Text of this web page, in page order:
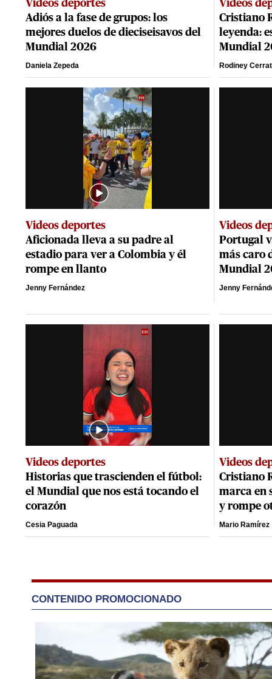
Videos deportes
Adiós a la fase de grupos: los
mejores duelos de dieciseisavos del
Mundial 2026
Daniela Zepeda
Videos
Cristiano
leyenda:
Mundial
Rodiney
Videos deportes
Aficionada lleva a su padre al
estadio para ver a Colombia y él
rompe en llanto
Jenny Fernández
Videos
Portugal
más caro
Mundial
Jenny
Videos deportes
Historias que trascienden el fútbol:
el Mundial que nos está tocando el
corazón
Cesia Paguada
Videos
Cristiano
marca en
y rompe
Mario Ramírez
CONTENIDO PROMOCIONADO